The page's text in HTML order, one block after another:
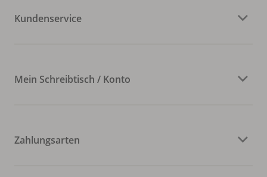
Kundenservice
Mein Schreibtisch / Konto
Zahlungsarten